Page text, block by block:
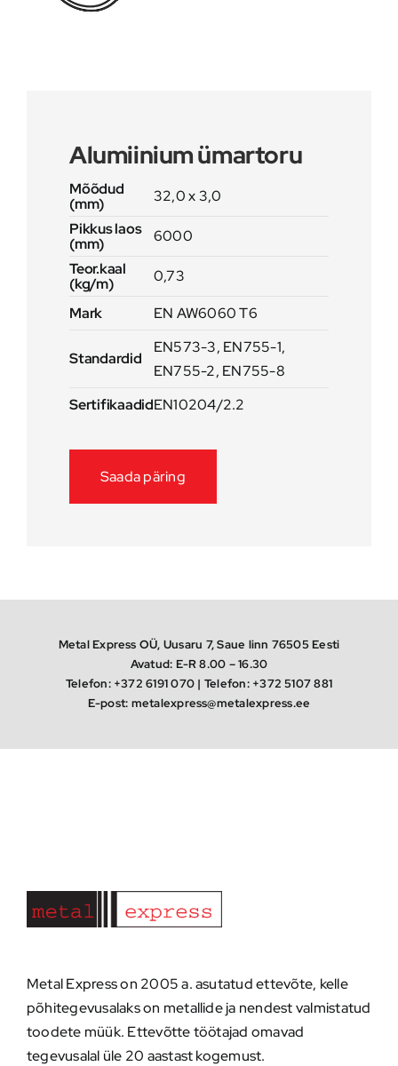
Alumiinium ümartoru
Mõõdud
(mm)
32,0 x 3,0
Pikkus laos
(mm)
6000
Teor.kaal
(kg/m)
0,73
Mark
EN AW6060 T6
Standardid
EN573-3, EN755-1,
EN755-2, EN755-8
SertifikaadidEN10204/2.2
Saada päring
Metal Express OÜ, Uusaru 7, Saue linn 76505 Eesti
Avatud: E-R 8.00 – 16.30
Telefon: +372 6191 070 | Telefon: +372 5107 881
E-post: metalexpress@metalexpress.ee
Metal Express on 2005 a. asutatud ettevõte, kelle
põhitegevusalaks on metallide ja nendest valmistatud
toodete müük. Ettevõtte töötajad omavad
tegevusalal üle 20 aastast kogemust.